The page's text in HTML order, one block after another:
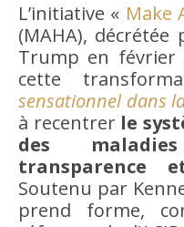
L’initiative « Make
(MAHA),
Trump en février
cette
sensationnel dans
à recentrer le
des
transparence
Soutenu par
prend forme,